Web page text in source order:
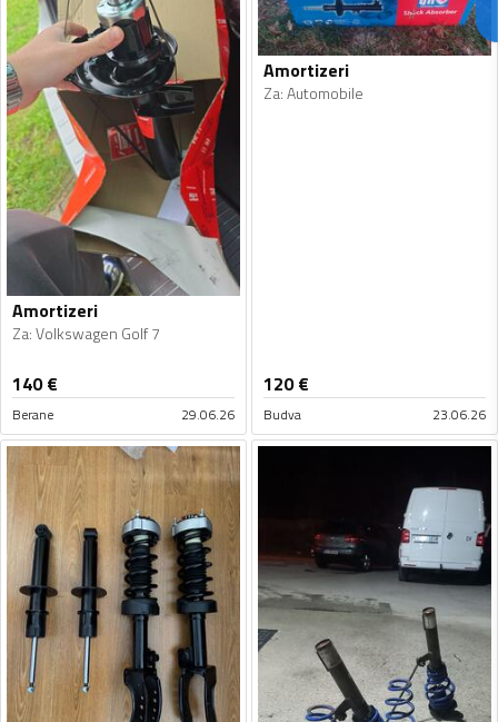
Amortizeri
Za:Volkswagen Golf 7
140€
Berane 29.06.26
Amortizeri
Za:Automobile
120€
Budva 23.06.26